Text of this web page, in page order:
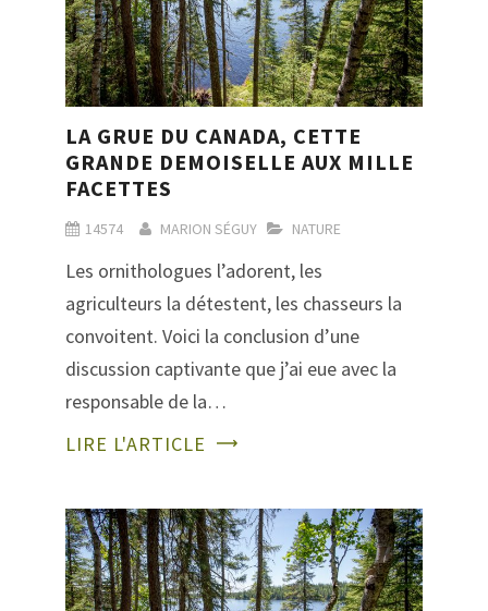
LA GRUE DU CANADA, CETTE
GRANDE DEMOISELLE AUX MILLE
FACETTES
14574 MARION SÉGUY NATURE
Les ornithologues l’adorent, les
agriculteurs la détestent, les chasseurs la
convoitent. Voici la conclusion d’une
discussion captivante que j’ai eue avec la
responsable de la…
LIRE L'ARTICLE